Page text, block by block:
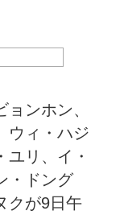
ンホン、
ウィ・ハジ
ユリ、イ・
・ドング
クが9日午